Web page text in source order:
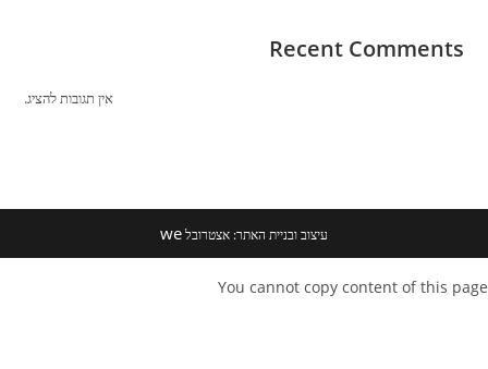
Recent Comments
אין תגובות להציג.
עיצוב ובניית האתר: אצטרובלwe
You cannot copy content of this page